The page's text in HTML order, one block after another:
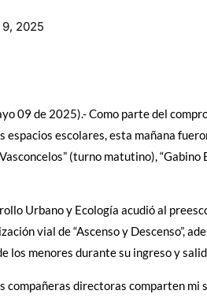
2025
09 de 2025).- Como parte del
espacios escolares, esta mañana
(turno matutino),
Urbano y Ecología acudió al
vial de “Ascenso y Descenso”,
los menores durante su ingreso y
compañeras directoras comparten mi